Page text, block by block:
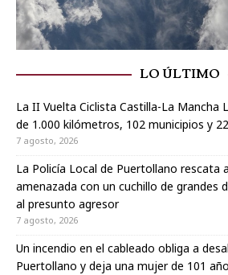
LO ÚLTIMO
La II Vuelta Ciclista Castilla-La Mancha
de 1.000 kilómetros, 102 municipios y
7 agosto, 2026
La Policía Local de Puertollano rescata
amenazada con un cuchillo de grandes
al presunto agresor
7 agosto, 2026
Un incendio en el cableado obliga a
Puertollano y deja una mujer de 101